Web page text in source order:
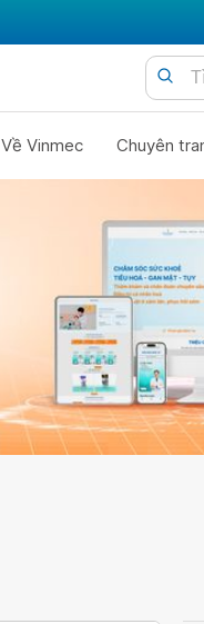
Về Vinmec Chuyên